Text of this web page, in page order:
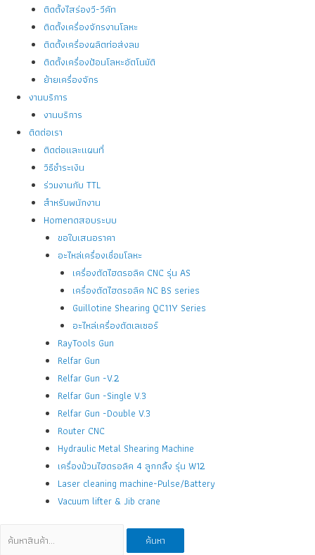
ติดตั้งไสร่องวี-วีคัท
ติดตั้งเครื่องจักรงานโลหะ
ติดตั้งเครื่องผลิตท่อส่งลม
ติดตั้งเครื่องป้อนโลหะอัตโนมัติ
ย้ายเครื่องจักร
งานบริการ
งานบริการ
ติดต่อเรา
ติดต่อและแผนที่
วิธีชำระเงิน
ร่วมงานกับ TTL
สำหรับพนักงาน
Homeทดสอบระบบ
ขอใบเสนอราคา
อะไหล่เครื่องเชื่อมโลหะ
เครื่องตัดไฮดรอลิค CNC รุ่น AS
เครื่องตัดไฮดรอลิค NC BS series
Guillotine Shearing QC11Y Series
อะไหล่เครื่องตัดเลเซอร์
RayTools Gun
Relfar Gun
Relfar Gun -V.2
Relfar Gun -Single V.3
Relfar Gun -Double V.3
Router CNC
Hydraulic Metal Shearing Machine
เครื่องม้วนไฮดรอลิค 4 ลูกกลิ้ง รุ่น W12
Laser cleaning machine-Pulse/Battery
Vacuum lifter & Jib crane
ค้นหา:
ค้นหา